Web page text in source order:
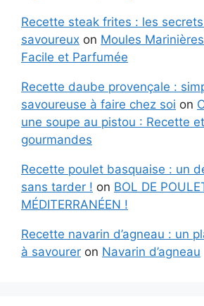
Recette steak frites : les
savoureux on Moules
Facile et Parfumée
Recette daube provençale :
savoureuse à faire chez soi on
une soupe au pistou : Recette
gourmandes
Recette poulet basquaise : un
sans tarder ! on BOL DE
MÉDITERRANÉEN !
Recette navarin d’agneau : un
à savourer on Navarin d’agneau